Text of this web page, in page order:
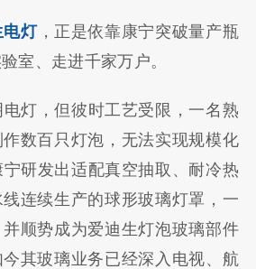
电灯，正是依靠康宁突破量产瓶
室、走进千家万户。
电灯，但彼时工艺受限，一名熟
数百只灯泡，无法实现规模化
研发出适配真空抽取、耐冷热
连续生产的球形玻璃灯罩，一
顺势成为爱迪生灯泡玻璃部件
其玻璃业务已经深入电视、航